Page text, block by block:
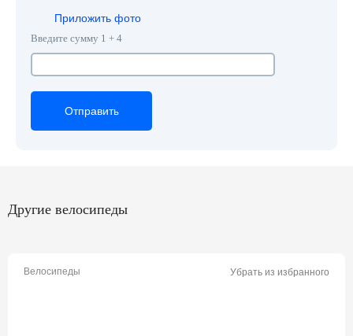
Приложить фото
Введите сумму 1 + 4
Отправить
Отправить
Отправить
Другие велосипеды
Велосипеды Убрать из избранного